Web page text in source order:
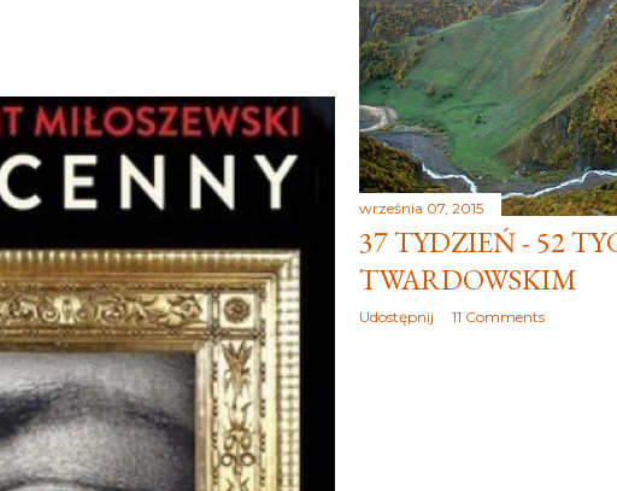
września 07, 2015
37 TYDZIEŃ - 52
TWARDOWSKIM
Udostępnij 11 Comments